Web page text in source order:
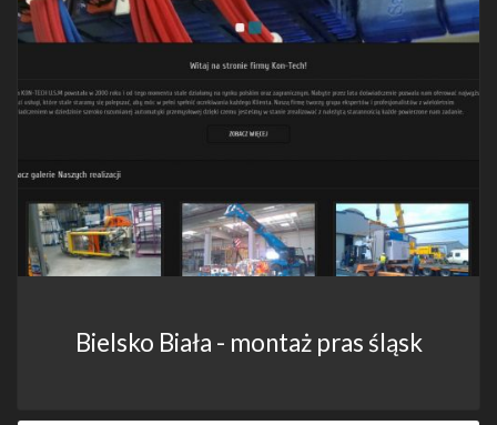
Bielsko Biała - montaż pras śląsk